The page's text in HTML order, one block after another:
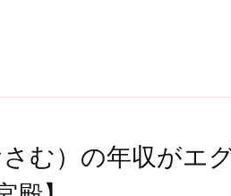
む）の年収がエ